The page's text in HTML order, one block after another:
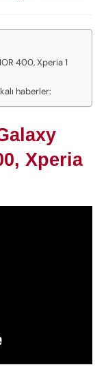
400, Xperia 1
haberler:
Xperia